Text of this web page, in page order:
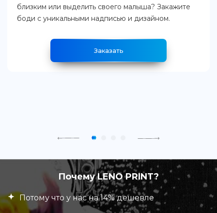
близким или выделить своего малыша? Закажите
боди с уникальными надписью и дизайном.
Заказать
Почему LENO PRINT?
Потому что у нас на 14% дешевле